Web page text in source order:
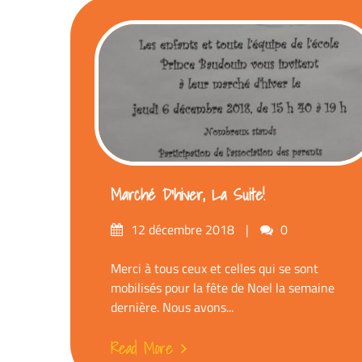
Marché D’hiver, La Suite!
Posted12 décembre 2018 Comments
0
Merci à tous ceux et celles qui se sont
mobilisés pour la fête de Noel la semaine
dernière. Nous avons...
Read More